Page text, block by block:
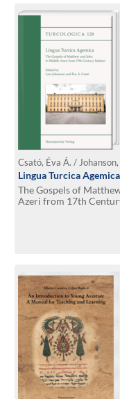
Csató, Éva Á. /
Lingua Turcica Agemica
The Gospels of
Azeri from 17th